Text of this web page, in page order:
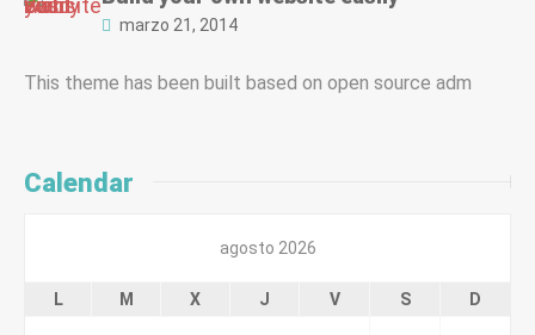
marzo 21, 2014
This theme has been built based on open source adm
Calendar
agosto 2026
L M X J V S D